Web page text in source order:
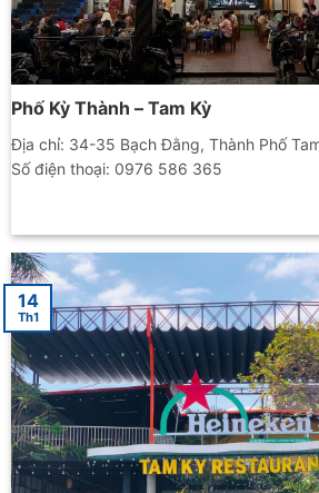
Phố Kỳ Thành – Tam Kỳ
Địa chỉ: 34-35 Bạch Đằng, Thành Phố
Số điện thoại: 0976 586 365
14
Th1